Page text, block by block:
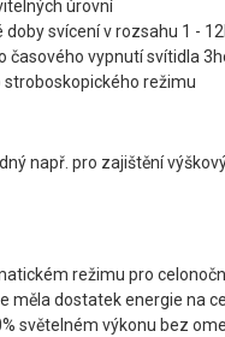
úrovní
svícení v rozsahu 1 -
časového vypnutí svítidla
režimu
např. pro zajištění
režimu pro
měla dostatek energie na
světelném výkonu bez